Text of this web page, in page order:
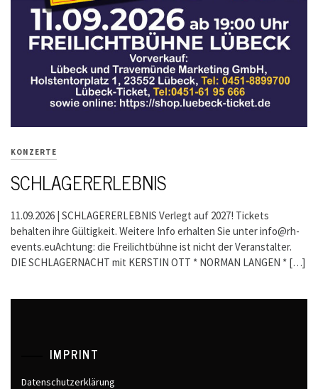
KONZERTE
SCHLAGERERLEBNIS
11.09.2026 | SCHLAGERERLEBNIS Verlegt auf 2027! Tickets
behalten ihre Gültigkeit. Weitere Info erhalten Sie unter info@rh-
events.euAchtung: die Freilichtbühne ist nicht der Veranstalter.
DIE SCHLAGERNACHT mit KERSTIN OTT * NORMAN LANGEN * […]
IMPRINT
Datenschutzerklärung